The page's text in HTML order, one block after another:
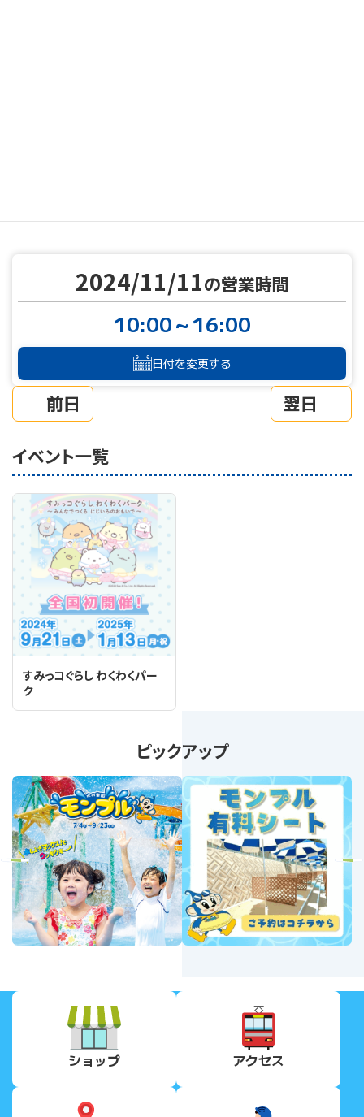
前日
2024/11/11の営業時間
10:00～16:00
日付を変更する
翌日
イベント一覧
すみっコぐらし わくわくパー
ク
ピックアップ
Next
ショップ アクセス